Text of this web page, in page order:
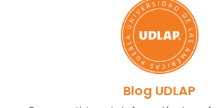
Blog UDLAP